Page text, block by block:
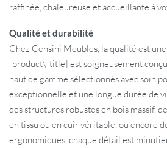
raffinée, chaleureuse et accueillante à
Qualité et durabilité
Chez Censini Meubles, la qualité est
[product\_title] est soigneusement
haut de gamme sélectionnés avec soin
exceptionnelle et une longue durée de
des structures robustes en bois massif,
en tissu ou en cuir véritable, ou encore
ergonomiques, chaque détail est